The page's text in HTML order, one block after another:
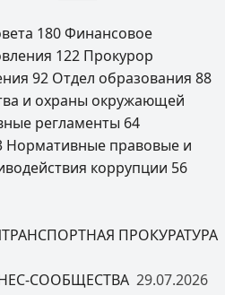
180 Финансовое
122 Прокурор
92 Отдел образования88
и охраны окружающей
регламенты 64
Нормативные правовые и
коррупции 56
ПРОКУРАТУРА
СООБЩЕСТВА 29.07.2026